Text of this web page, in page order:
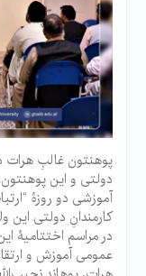
پوهنتون غالبِ هرات
آموزشی دو روزۀ
کارمندانِ دولتی این
در مراسم اختتامیۀ
عمومی آموزش و